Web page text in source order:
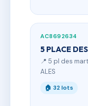
AC8692634
5 PLACE
📍 5 pl des
ALES
🏠 32 lots